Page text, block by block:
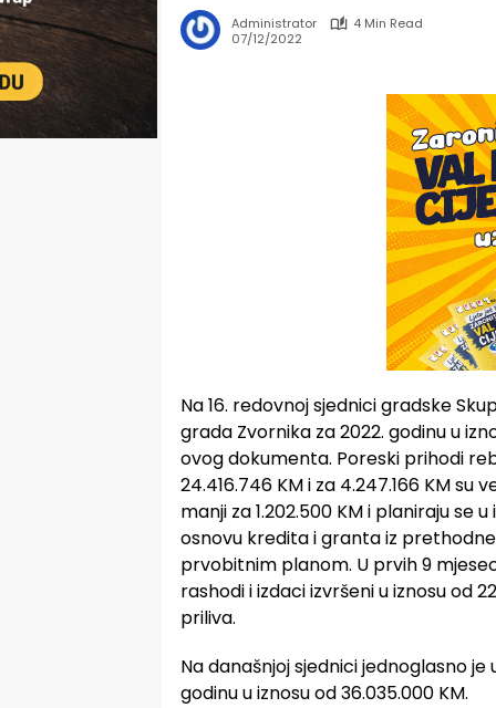
Administrator
4 Min Read
07/12/2022
Na 16. redovnoj sjednici gradske
grada Zvornika za 2022. godinu u
ovog dokumenta. Poreski prihodi
24.416.746 KM i za 4.247.166 KM
manji za 1.202.500 KM i planiraju se
osnovu kredita i granta iz prethodne
prvobitnim planom. U prvih 9
rashodi i izdaci izvršeni u iznosu od
priliva.
Na današnjoj sjednici jednoglasno
godinu u iznosu od 36.035.000 KM.